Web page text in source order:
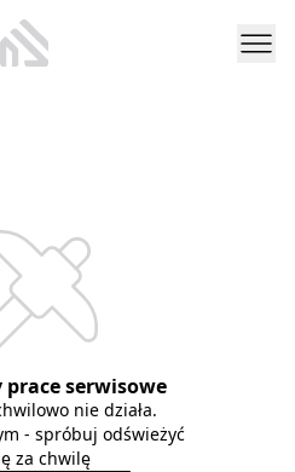
serwisowe
nie działa.
- spróbuj odświeżyć
za chwilę